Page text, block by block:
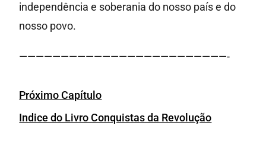
independência e soberania do nosso país e do
nosso povo.
—————————————————————————-
Próximo Capítulo
Indice do Livro Conquistas da Revolução